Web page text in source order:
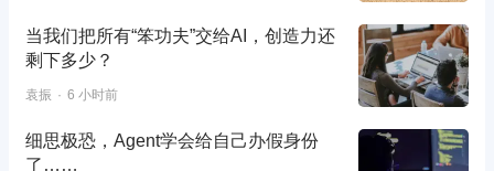
当我们把所有“笨功夫”交给AI，创造力还
剩下多少？
袁振 6 小时前
细思极恐，Agent学会给自己办假身份
了……